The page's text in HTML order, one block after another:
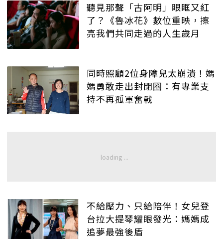
聽見那聲「古阿明」眼眶又紅
了？《魯冰花》數位重映，擦
亮我們共同走過的人生歲月
同時照顧2位身障兒太崩潰！媽
媽勇敢走出封閉圈：有專業支
持不再孤軍奮戰
不給壓力、只給陪伴！女兒登
台拉大提琴耀眼發光：媽媽成
追夢最強後盾